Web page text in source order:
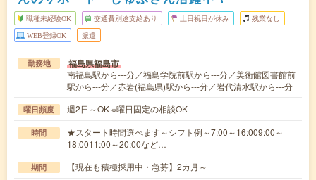
職種未経験OK 交通費別途支給あり 土日祝日が休み 残業なし
WEB登録OK 派遣
勤務地 福島県福島市
南福島駅から---分／福島学院前駅から---分／美術館図書館前
駅から---分／赤岩(福島県)駅から---分／岩代清水駅から---分
曜日頻度 週2日～OK ※曜日固定の相談OK
時間
★スタート時間選べます～シフト例～7:00～16:009:00～
18:0011:00～20:00など…
期間 【現在も積極採用中・急募】2カ月～